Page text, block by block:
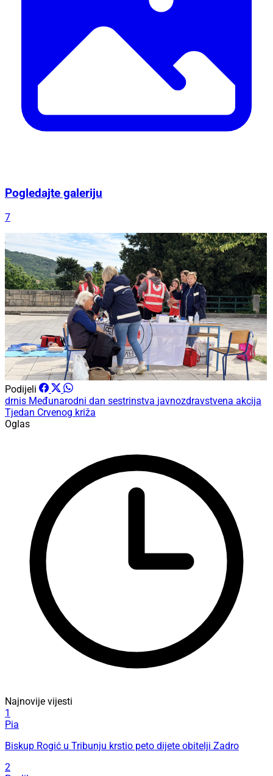
Pogledajte galeriju
7
Podijeli
drnis Međunarodni dan sestrinstva javnozdravstvena akcija
Tjedan Crvenog križa
Oglas
Najnovije vijesti
1
Pia
Biskup Rogić u Tribunju krstio peto dijete obitelji Zadro
2